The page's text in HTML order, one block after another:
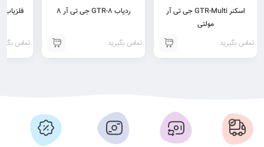
اسکنر GTR-Multi جی تی آر
مولتی
تماس بگیرید
ردیاب GTR-8 جی تی آر 8
تماس بگیرید تماس